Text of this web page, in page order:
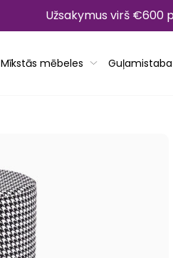
Užsakymus virš €600
Mīkstās mēbeles Guļamistaba